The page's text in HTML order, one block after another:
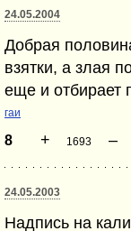
24.05.2004
Добрая
взятки, а злая
еще и отбирает
гаи
8 + 1693 –
24.05.2003
Надпись на